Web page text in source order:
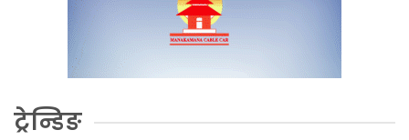
ट्रेन्डिङ